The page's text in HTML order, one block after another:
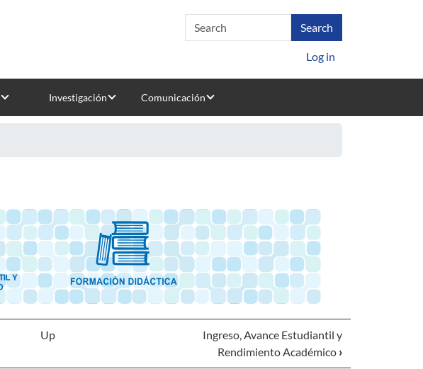
Log in
Investigación Comunicación
Up
Ingreso, Avance Estudiantil y
Rendimiento Académico ›